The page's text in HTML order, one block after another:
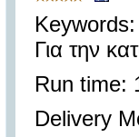
Για την
Run time:
Delivery